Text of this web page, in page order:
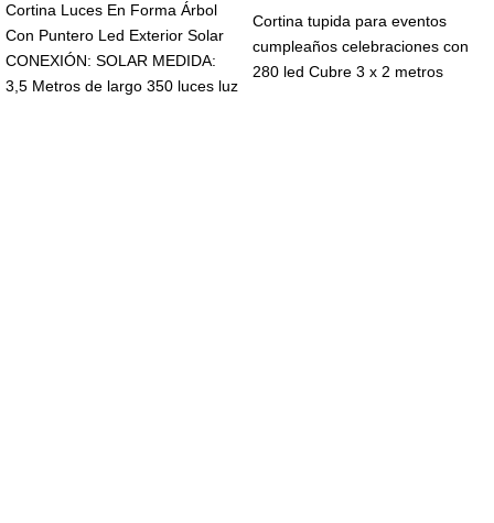
Cortina Luces En Forma Árbol
Con Puntero Led Exterior Solar
CONEXIÓN: SOLAR MEDIDA:
3,5 Metros de largo 350 luces luz
Cortina tupida para eventos
cumpleaños celebraciones con
280 led Cubre 3 x 2 metros